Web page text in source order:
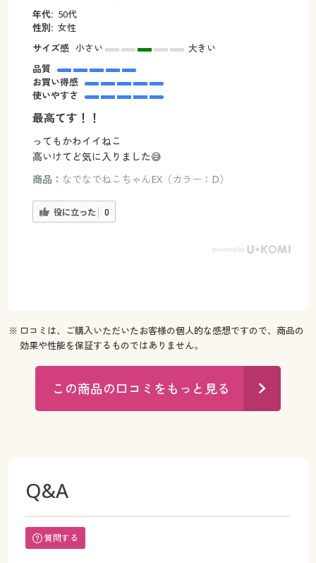
年代: 50代
性別: 女性
サイズ感 小さい
大きい
品質
お買い得感
使いやすさ
最高てす！！
ってもかわイイねこ
高いけてど気に入りました😅
商品： なでなでねこちゃんEX（カラー：D）
役に立った 0
※ 口コミは、ご購入いただいたお客様の個人的な感想ですので、商品の
効果や性能を保証するものではありません。
この商品の口コミをもっと見る
Q&A
質問する